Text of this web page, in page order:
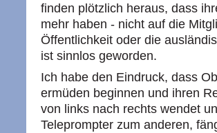
finden plötzlich heraus, dass
mehr haben - nicht auf die
Öffentlichkeit oder die
ist sinnlos geworden.
Ich habe den Eindruck, dass
ermüden beginnen und ihren
von links nach rechts wendet
Teleprompter zum anderen,